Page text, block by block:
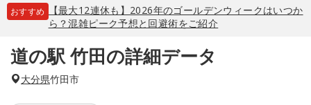
おすすめ
【最大12連休も】2026年のゴールデンウィークはいつか
ら？混雑ピーク予想と回避術をご紹介
道の駅 竹田の詳細データ
大分県竹田市